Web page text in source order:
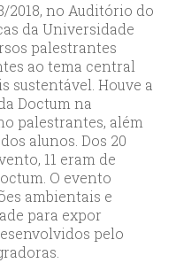
2018, no Auditório do
da Universidade
palestrantes
ao tema central
sustentável. Houve a
Doctum na
palestrantes, além
alunos. Dos 20
11 eram de
O evento
ambientais e
para expor
pelo